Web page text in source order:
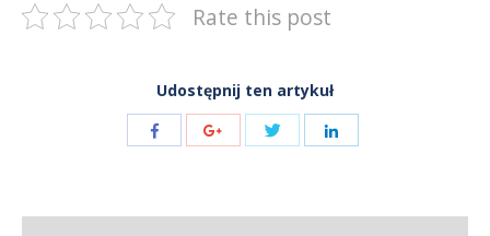
Rate this post
Udostępnij ten artykuł
Share
Share
Share